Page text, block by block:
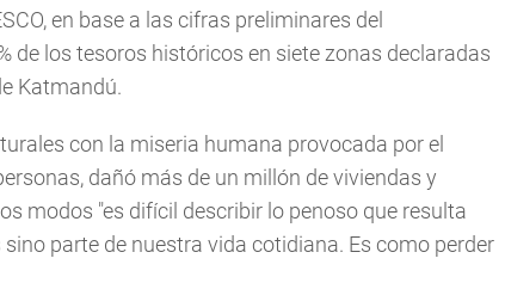
en base a las cifras preliminares del
de los tesoros históricos en siete zonas declaradas
Katmandú.
con la miseria humana provocada por el
dañó más de un millón de viviendas y
modos "es difícil describir lo penoso que resulta
parte de nuestra vida cotidiana. Es como perder